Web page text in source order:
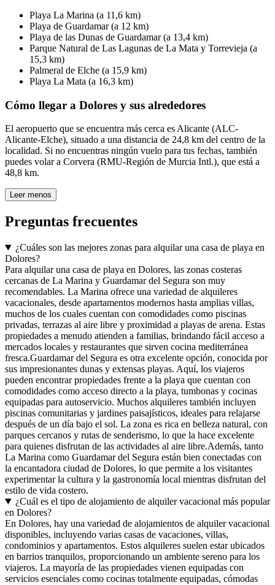
Playa La Marina (a 11,6 km)
Playa de Guardamar (a 12 km)
Playa de las Dunas de Guardamar (a 13,4 km)
Parque Natural de Las Lagunas de La Mata y Torrevieja (a
15,3 km)
Palmeral de Elche (a 15,9 km)
Playa La Mata (a 16,3 km)
Cómo llegar a Dolores y sus alrededores
El aeropuerto que se encuentra más cerca es Alicante (ALC-
Alicante-Elche), situado a una distancia de 24,8 km del centro de la
localidad. Si no encuentras ningún vuelo para tus fechas, también
puedes volar a Corvera (RMU-Región de Murcia Intl.), que está a
48,8 km.
Leer menos
Preguntas frecuentes
¿Cuáles son las mejores zonas para alquilar una casa de playa en
Dolores?
Para alquilar una casa de playa en Dolores, las zonas costeras
cercanas de La Marina y Guardamar del Segura son muy
recomendables. La Marina ofrece una variedad de alquileres
vacacionales, desde apartamentos modernos hasta amplias villas,
muchos de los cuales cuentan con comodidades como piscinas
privadas, terrazas al aire libre y proximidad a playas de arena. Estas
propiedades a menudo atienden a familias, brindando fácil acceso a
mercados locales y restaurantes que sirven cocina mediterránea
fresca.Guardamar del Segura es otra excelente opción, conocida por
sus impresionantes dunas y extensas playas. Aquí, los viajeros
pueden encontrar propiedades frente a la playa que cuentan con
comodidades como acceso directo a la playa, tumbonas y cocinas
equipadas para autoservicio. Muchos alquileres también incluyen
piscinas comunitarias y jardines paisajísticos, ideales para relajarse
después de un día bajo el sol. La zona es rica en belleza natural, con
parques cercanos y rutas de senderismo, lo que la hace excelente
para quienes disfrutan de las actividades al aire libre.Además, tanto
La Marina como Guardamar del Segura están bien conectadas con
la encantadora ciudad de Dolores, lo que permite a los visitantes
experimentar la cultura y la gastronomía local mientras disfrutan del
estilo de vida costero.
¿Cuál es el tipo de alojamiento de alquiler vacacional más popular
en Dolores?
En Dolores, hay una variedad de alojamientos de alquiler vacacional
disponibles, incluyendo varias casas de vacaciones, villas,
condominios y apartamentos. Estos alquileres suelen estar ubicados
en barrios tranquilos, proporcionando un ambiente sereno para los
viajeros. La mayoría de las propiedades vienen equipadas con
servicios esenciales como cocinas totalmente equipadas, cómodas